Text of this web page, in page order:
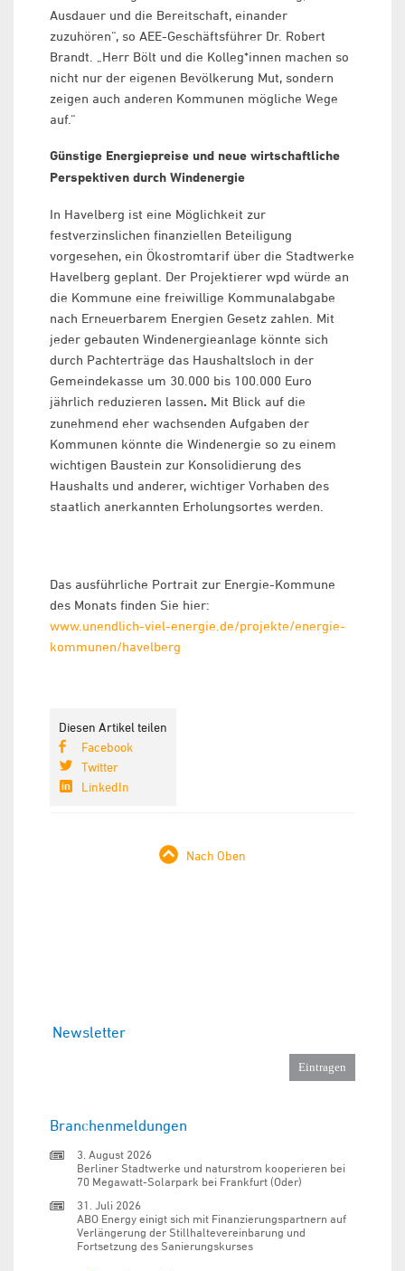
Ausdauer und die Bereitschaft, einander
zuzuhören“, so AEE-Geschäftsführer Dr. Robert
Brandt. „Herr Bölt und die Kolleg*innen machen so
nicht nur der eigenen Bevölkerung Mut, sondern
zeigen auch anderen Kommunen mögliche Wege
auf.“
Günstige Energiepreise und neue wirtschaftliche
Perspektiven durch Windenergie
In Havelberg ist eine Möglichkeit zur
festverzinslichen finanziellen Beteiligung
vorgesehen, ein Ökostromtarif über die Stadtwerke
Havelberg geplant. Der Projektierer wpd würde an
die Kommune eine freiwillige Kommunalabgabe
nach Erneuerbarem Energien Gesetz zahlen. Mit
jeder gebauten Windenergieanlage könnte sich
durch Pachterträge das Haushaltsloch in der
Gemeindekasse um 30.000 bis 100.000 Euro
jährlich reduzieren lassen. Mit Blick auf die
zunehmend eher wachsenden Aufgaben der
Kommunen könnte die Windenergie so zu einem
wichtigen Baustein zur Konsolidierung des
Haushalts und anderer, wichtiger Vorhaben des
staatlich anerkannten Erholungsortes werden.
Das ausführliche Portrait zur Energie-Kommune
des Monats finden Sie hier:
www.unendlich-viel-energie.de/projekte/energie-
kommunen/havelberg
Diesen Artikel teilen
Facebook
Twitter
LinkedIn
Nach Oben
Newsletter
Branchenmeldungen
3. August 2026
Berliner Stadtwerke und naturstrom kooperieren bei
70 Megawatt-Solarpark bei Frankfurt (Oder)
31. Juli 2026
ABO Energy einigt sich mit Finanzierungspartnern auf
Verlängerung der Stillhaltevereinbarung und
Fortsetzung des Sanierungskurses